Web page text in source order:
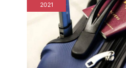
2021